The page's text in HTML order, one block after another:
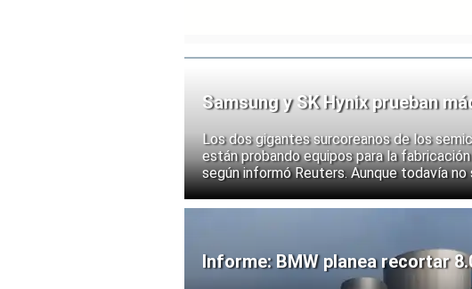
Samsung y SK Hynix prueban
Los dos gigantes surcoreanos de los
están probando equipos para la
según informó Reuters. Aunque todavía
implementación, las acciones de los
ante la posibilidad de un mayor
Informe: BMW planea recortar